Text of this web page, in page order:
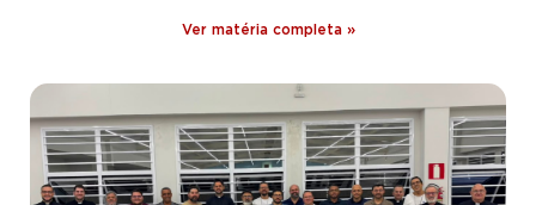
Ver matéria completa »